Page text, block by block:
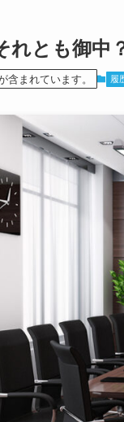
れとも御中
含まれています。 履